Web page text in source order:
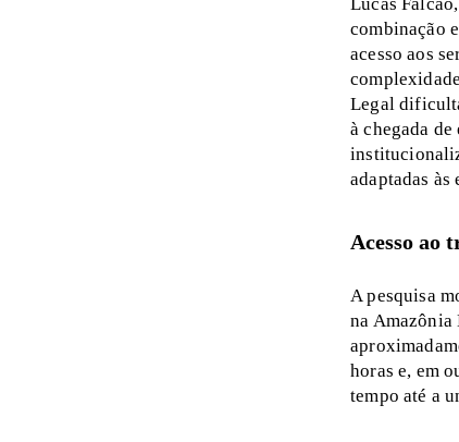
combinação
acesso aos
Legal
à chegada
adaptadas
Acesso ao
A pesquisa
na Amazônia
horas e, em
tempo até a